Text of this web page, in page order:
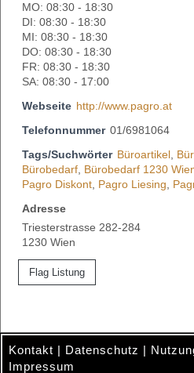
MO: 08:30 - 18:30
DI: 08:30 - 18:30
MI: 08:30 - 18:30
DO: 08:30 - 18:30
FR: 08:30 - 18:30
SA: 08:30 - 17:00
Webseite http://www.pagro.at
Telefonnummer 01/6981064
Tags/Suchwörter Büroartikel
Bürobedarf Bürobedarf 1230
Pagro Diskont Pagro Liesing
Adresse
Triesterstrasse 282-284
1230 Wien
Flag Listung
Kontakt | Datenschutz |
Impressum